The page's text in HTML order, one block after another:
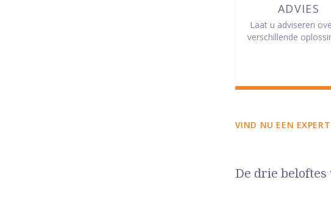
ADVIES
Laat u adviseren
verschillende
VIND NU EEN
De drie beloftes